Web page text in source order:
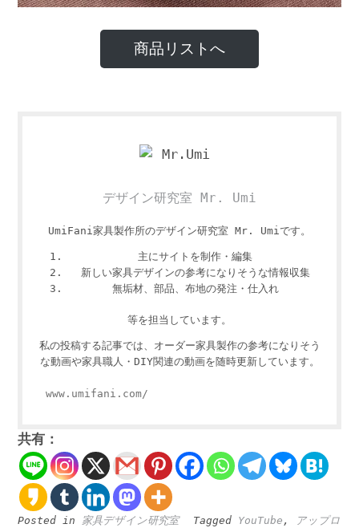
商品リストへ
デザイン研究室 Mr. Umi
UmiFani家具製作所のデザイン研究室 Mr. Umiです。
主にサイトを制作・編集
新しい家具デザインの参考になりそうな情報収集
無垢材、部品、布地の発注・仕入れ
等を担当しています。
私の投稿する記事では、オーダー家具製作の参考になりそう
な動画や家具職人・DIY関連の動画を随時更新しています。
www.umifani.com/
共有：
Posted in 家具デザイン研究室 Tagged YouTube ,
アップロ